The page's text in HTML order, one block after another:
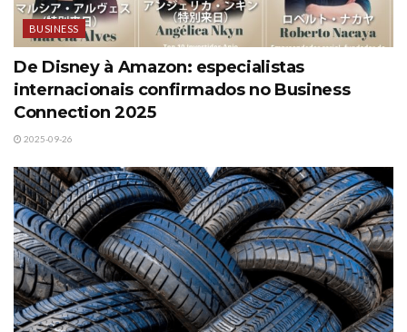
BUSINESS
De Disney à Amazon: especialistas
internacionais confirmados no Business
Connection 2025
2025-09-26